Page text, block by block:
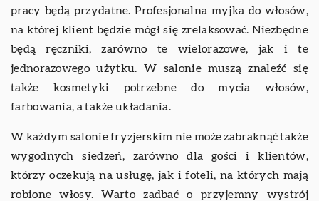
pracy będą przydatne. Profesjonalna myjka do włosów,
na której klient będzie mógł się zrelaksować. Niezbędne
będą ręczniki, zarówno te wielorazowe, jak i te
jednorazowego użytku. W salonie muszą znaleźć się
także kosmetyki potrzebne do mycia włosów,
farbowania, a także układania.
W każdym salonie fryzjerskim nie może zabraknąć także
wygodnych siedzeń, zarówno dla gości i klientów,
którzy oczekują na usługę, jak i foteli, na których mają
robione włosy. Warto zadbać o przyjemny wystrój